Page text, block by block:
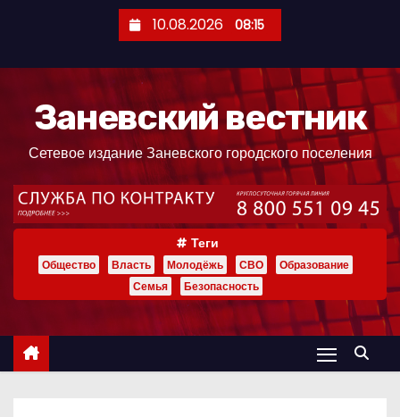
ж
10.08.2026 08:15
Заневский вестник
Сетевое издание Заневского городского поселения
Теги
Общество Власть Молодёжь СВО
Образование
Семья
Безопасность